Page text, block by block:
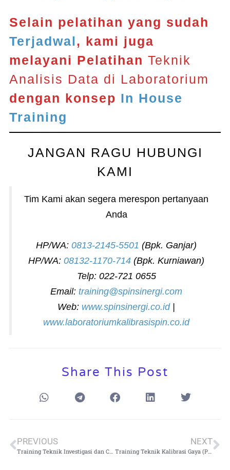
Selain pelatihan yang sudah
Terjadwal, kami juga
melayani Pelatihan Teknik
Analisis Data di Laboratorium
dengan konsep In House
Training
JANGAN RAGU HUBUNGI
KAMI
Tim Kami akan segera merespon pertanyaan
Anda
HP/WA: 0813-2145-5501 (Bpk. Ganjar)
HP/WA: 08132-1170-714 (Bpk. Kurniawan)
Telp: 022-721 0655
Email: training@spinsinergi.com
Web: www.spinsinergi.co.id|
www.laboratoriumkalibrasispin.co.id
Share This Post
PREVIOUS
Training Teknik Investigasi dan Closing Temuan Asesmen Lab
NEXT
Training Teknik Kalibrasi Gaya (Proving Ring)